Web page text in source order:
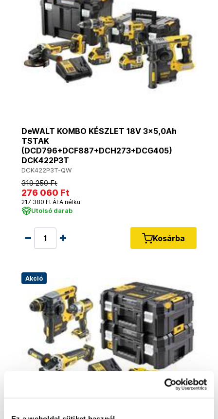
DeWALT KOMBO KÉSZLET 18V 3x5,0Ah
TSTAK
(DCD796+DCF887+DCH273+DCG405)
DCK422P3T
DCK422P3T-QW
319 250 Ft
276 060 Ft
217 380 Ft ÁFA nélkül
Utolsó darab
Kosárba
Akció